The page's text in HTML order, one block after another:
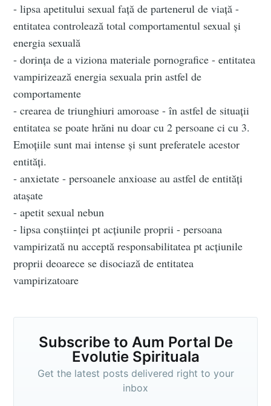
- lipsa apetitului sexual față de partenerul de viață -
entitatea controlează total comportamentul sexual și
energia sexuală
- dorința de a viziona materiale pornografice - entitatea
vampirizează energia sexuala prin astfel de
comportamente
- crearea de triunghiuri amoroase - în astfel de situații
entitatea se poate hrăni nu doar cu 2 persoane ci cu 3.
Emoțiile sunt mai intense și sunt preferatele acestor
entități.
- anxietate - persoanele anxioase au astfel de entități
atașate
- apetit sexual nebun
- lipsa conștiinței pt acțiunile proprii - persoana
vampirizată nu acceptă responsabilitatea pt acțiunile
proprii deoarece se disociază de entitatea
vampirizatoare
Subscribe to Aum Portal De
Evolutie Spirituala
Get the latest posts delivered right to your
inbox